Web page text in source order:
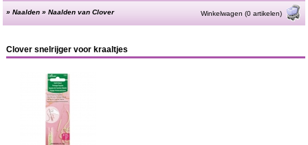
»Naalden »Naalden van Clover Winkelwagen (0 artikelen)
Clover snelrijger voor kraaltjes